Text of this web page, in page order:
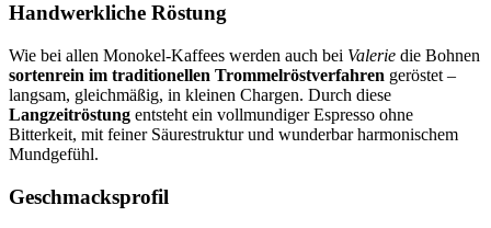
Handwerkliche Röstung
Wie bei allen Monokel-Kaffees werden auch bei Valerie die Bohnen
sortenrein im traditionellen Trommelröstverfahren geröstet –
langsam, gleichmäßig, in kleinen Chargen. Durch diese
Langzeitröstung entsteht ein vollmundiger Espresso ohne
Bitterkeit, mit feiner Säurestruktur und wunderbar harmonischem
Mundgefühl.
Geschmacksprofil